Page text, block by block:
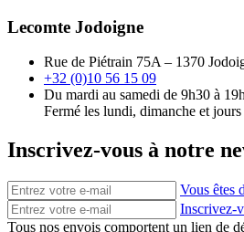
Lecomte Jodoigne
Rue de Piétrain 75A – 1370
+32 (0)10 56 15 09
Du mardi au samedi de 9h30 à
Fermé les lundi, dimanche et jours
Inscrivez-vous à notre
Vous êtes
Inscrivez-
Tous nos envois comportent un lien de